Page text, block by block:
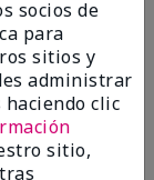
Volu-
but
that allows
all of the
socios de
para
sitios y
administrar
haciendo clic
sitio,